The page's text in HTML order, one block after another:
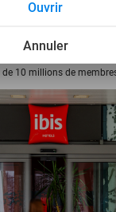
7 jours par
+ de 10 millions de membres
9,4 basé sur
Découvrez + de 15.000 deals
7 jours par
de 10 millions de
Annuler
Ouvrir